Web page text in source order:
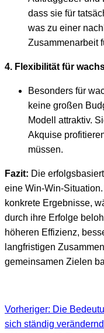
dass sie für
was zu einer
Zusammenarbeit
4. Flexibilität für
Besonders für
keine großen
Modell attraktiv.
Akquise
müssen.
Fazit: Die
eine Win-Win-
konkrete Ergebnisse,
durch ihre Erfolge
höheren Effizienz,
langfristigen
gemeinsamen Zielen
Vorheriger: Die
sich ständig